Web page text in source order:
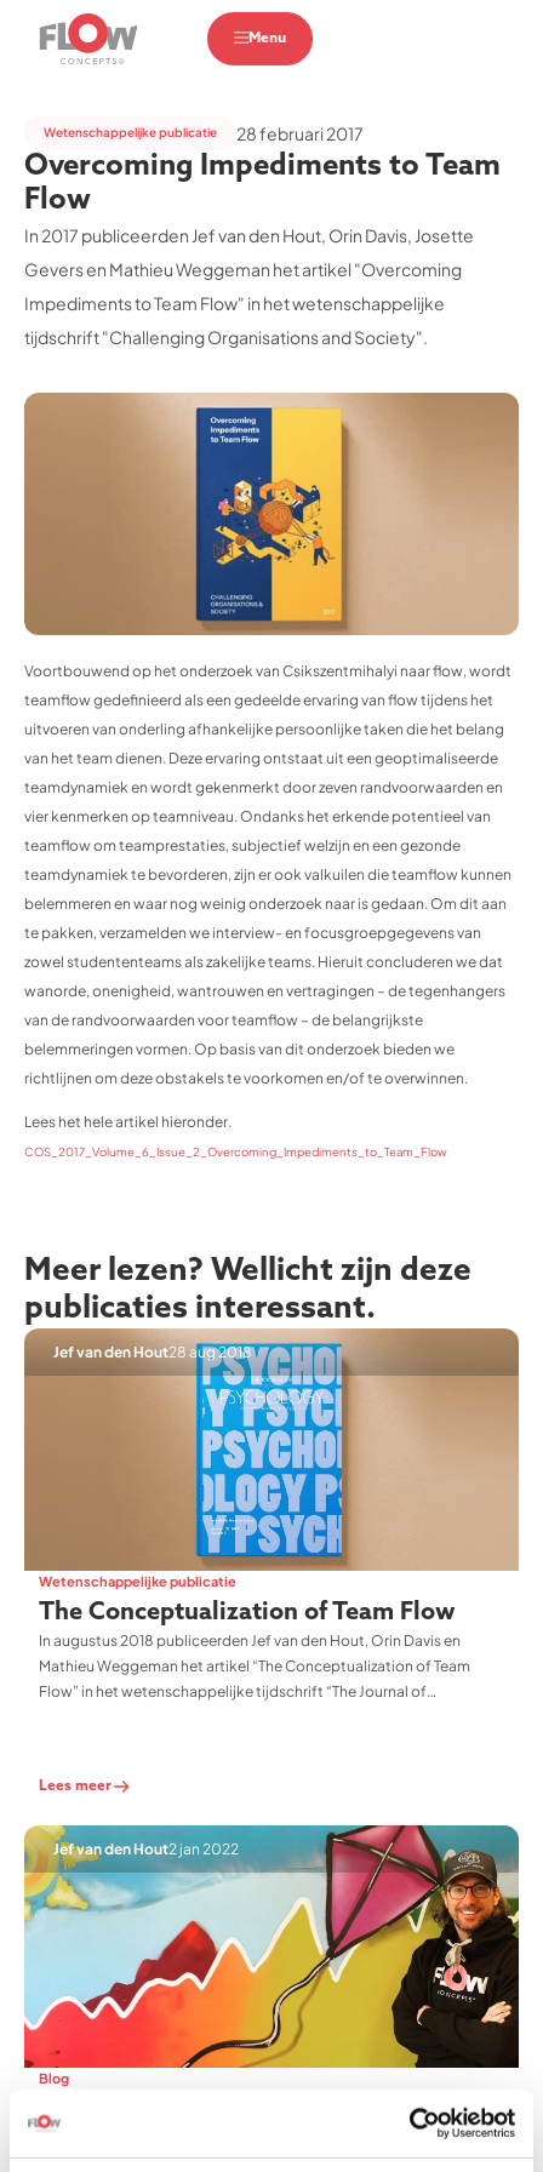
Menu
Wetenschappelijke publicatie 28 februari 2017
Overcoming Impediments to Team
Flow
In 2017 publiceerden Jef van den Hout, Orin Davis, Josette
Gevers en Mathieu Weggeman het artikel "Overcoming
Impediments to Team Flow" in het wetenschappelijke
tijdschrift "Challenging Organisations and Society".
Voortbouwend op het onderzoek van Csikszentmihalyi naar flow, wordt
teamflow gedefinieerd als een gedeelde ervaring van flow tijdens het
uitvoeren van onderling afhankelijke persoonlijke taken die het belang
van het team dienen. Deze ervaring ontstaat uit een geoptimaliseerde
teamdynamiek en wordt gekenmerkt door zeven randvoorwaarden en
vier kenmerken op teamniveau. Ondanks het erkende potentieel van
teamflow om teamprestaties, subjectief welzijn en een gezonde
teamdynamiek te bevorderen, zijn er ook valkuilen die teamflow kunnen
belemmeren en waar nog weinig onderzoek naar is gedaan. Om dit aan
te pakken, verzamelden we interview- en focusgroepgegevens van
zowel studententeams als zakelijke teams. Hieruit concluderen we dat
wanorde, onenigheid, wantrouwen en vertragingen – de tegenhangers
van de randvoorwaarden voor teamflow – de belangrijkste
belemmeringen vormen. Op basis van dit onderzoek bieden we
richtlijnen om deze obstakels te voorkomen en/of te overwinnen.
Lees het hele artikel hieronder.
COS_2017_Volume_6_Issue_2_Overcoming_Impediments_to_Team_Flow
Meer lezen? Wellicht zijn deze
publicaties interessant.
Jef van den Hout28 aug 2018
Wetenschappelijke publicatie
The Conceptualization of Team Flow
In augustus 2018 publiceerden Jef van den Hout, Orin Davis en
Mathieu Weggeman het artikel “The Conceptualization of Team
Flow” in het wetenschappelijke tijdschrift “The Journal of
tussen individuele flow en teamflow.
Lees meer
Jef van den Hout2 jan 2022
Blog
Hoe je met de Graffiti Flow Jam de
collectieve ambitie van je team tot leven